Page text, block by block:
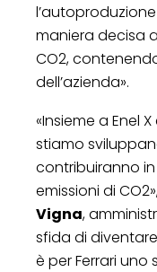
maniera decisa
CO2,
dell’azienda».
«Insieme a Enel
stiamo
contribuiranno
emissioni di
Vigna,
sfida di
è per Ferrari uno